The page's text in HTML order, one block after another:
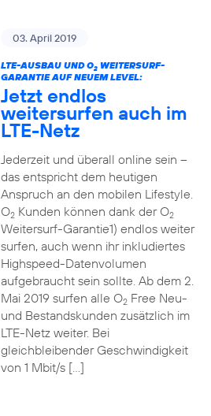
03. April 2019
LTE-AUSBAU UND O2WEITERSURF-
GARANTIE AUF NEUEM LEVEL:
Jetzt endlos
weitersurfen auch im
LTE-Netz
Jederzeit und überall online sein –
das entspricht dem heutigen
Anspruch an den mobilen Lifestyle.
O2Kunden können dank der O2
Weitersurf-Garantie1) endlos weiter
surfen, auch wenn ihr inkludiertes
Highspeed-Datenvolumen
aufgebraucht sein sollte. Ab dem 2.
Mai 2019 surfen alle O2Free Neu-
und Bestandskunden zusätzlich im
LTE-Netz weiter. Bei
gleichbleibender Geschwindigkeit
von 1 Mbit/s […]